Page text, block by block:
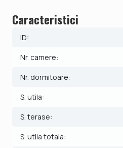
dispune de urmatoarele utilitati:
Compartimentarea este
- Etaj: hol, 3 dormitoare, 2 bai si
- Usi interioare: celulare;
Caracteristici
ID:
Nr. camere:
Nr. dormitoare:
S. utila:
S. terase:
S. utila totala: